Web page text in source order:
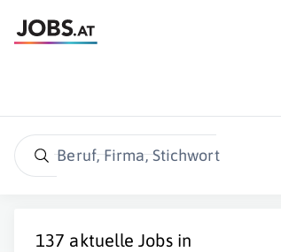
Beruf, Firma, Stichwort
137 aktuelle Jobs in